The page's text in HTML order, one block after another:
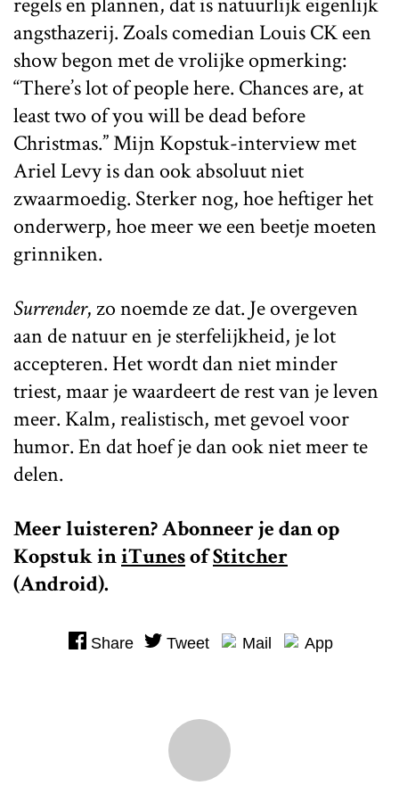
angsthazerij. Zoals comedian Louis CK een
show begon met de vrolijke opmerking:
“There’s lot of people here. Chances are, at
least two of you will be dead before
Christmas.” Mijn Kopstuk-interview met
Ariel Levy is dan ook absoluut niet
zwaarmoedig. Sterker nog, hoe heftiger het
onderwerp, hoe meer we een beetje moeten
grinniken.
Surrender, zo noemde ze dat. Je overgeven
aan de natuur en je sterfelijkheid, je lot
accepteren. Het wordt dan niet minder
triest, maar je waardeert de rest van je leven
meer. Kalm, realistisch, met gevoel voor
humor. En dat hoef je dan ook niet meer te
delen.
Meer luisteren? Abonneer je dan op
Kopstuk iniTunesofStitcher
(Android).
Share Tweet Mail App